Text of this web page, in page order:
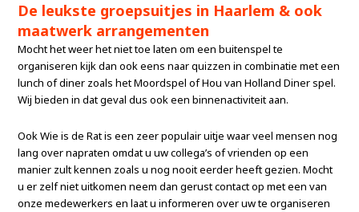
De leukste groepsuitjes in Haarlem & ook
maatwerk arrangementen
Mocht het weer het niet toe laten om een buitenspel te
organiseren kijk dan ook eens naar quizzen in combinatie met een
lunch of diner zoals het Moordspel of Hou van Holland Diner spel.
Wij bieden in dat geval dus ook een binnenactiviteit aan.
Ook Wie is de Rat is een zeer populair uitje waar veel mensen nog
lang over napraten omdat u uw collega’s of vrienden op een
manier zult kennen zoals u nog nooit eerder heeft gezien. Mocht
u er zelf niet uitkomen neem dan gerust contact op met een van
onze medewerkers en laat u informeren over uw te organiseren